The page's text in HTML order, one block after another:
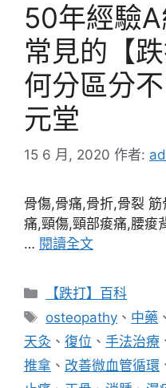
50年經驗
常見的【
何分區分
元堂
15 6 月, 2020 作者:
骨傷,骨痛,骨折,骨裂
痛,頸傷,頸部痠痛,腰痠
… 閱讀全文
分
【跌打】百科
標
籤
osteopathy 、 中藥 、
天灸 、 復位 、 手法治療
推拿 、 改善微血管循環